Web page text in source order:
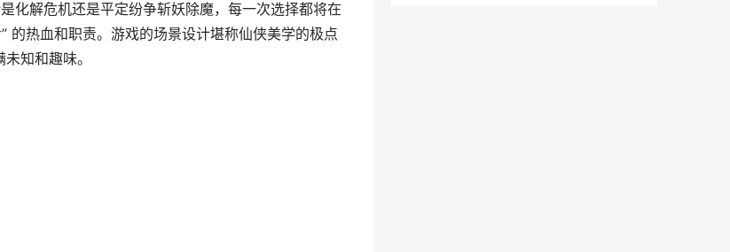
解危机还是平定纷争斩妖除魔，每一次选择都将在
的热血和职责。游戏的场景设计堪称仙侠美学的极点
知和趣味。